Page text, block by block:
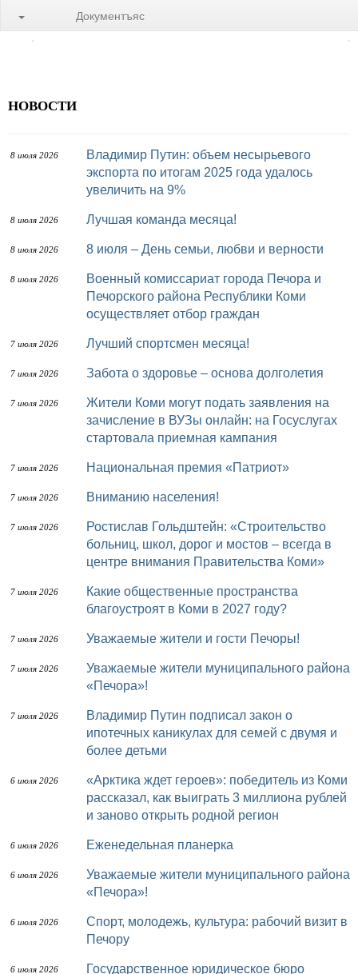
Документъяс
НОВОСТИ
8 июля 2026
Владимир Путин: объем несырьевого
экспорта по итогам 2025 года удалось
увеличить на 9%
8 июля 2026 Лучшая команда месяца!
8 июля 2026 8 июля – День семьи, любви и верности
8 июля 2026
Военный комиссариат города Печора и
Печорского района Республики Коми
осуществляет отбор граждан
7 июля 2026 Лучший спортсмен месяца!
7 июля 2026 Забота о здоровье – основа долголетия
7 июля 2026
Жители Коми могут подать заявления на
зачисление в ВУЗы онлайн: на Госуслугах
стартовала приемная кампания
7 июля 2026 Национальная премия «Патриот»
7 июля 2026 Вниманию населения!
7 июля 2026
Ростислав Гольдштейн: «Строительство
больниц, школ, дорог и мостов – всегда в
центре внимания Правительства Коми»
7 июля 2026
Какие общественные пространства
благоустроят в Коми в 2027 году?
7 июля 2026 Уважаемые жители и гости Печоры!
7 июля 2026
Уважаемые жители муниципального района
«Печора»!
7 июля 2026
Владимир Путин подписал закон о
ипотечных каникулах для семей с двумя и
более детьми
6 июля 2026
«Арктика ждет героев»: победитель из Коми
рассказал, как выиграть 3 миллиона рублей
и заново открыть родной регион
6 июля 2026 Еженедельная планерка
6 июля 2026
Уважаемые жители муниципального района
«Печора»!
6 июля 2026
Спорт, молодежь, культура: рабочий визит в
Печору
6 июля 2026
Государственное юридическое бюро